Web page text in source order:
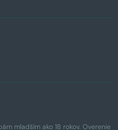
mladším ako 18 rokov. Overenie